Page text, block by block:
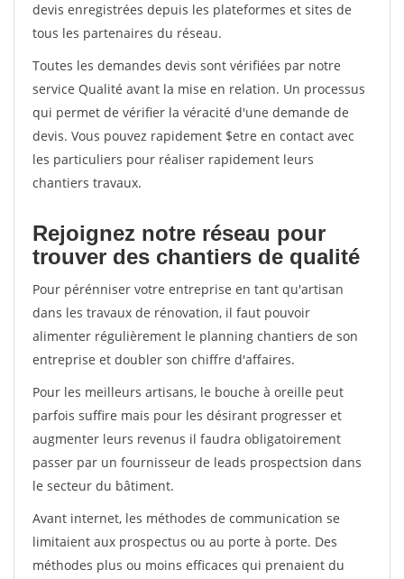
devis enregistrées depuis les plateformes et sites de
tous les partenaires du réseau.
Toutes les demandes devis sont vérifiées par notre
service Qualité avant la mise en relation. Un processus
qui permet de vérifier la véracité d'une demande de
devis. Vous pouvez rapidement $etre en contact avec
les particuliers pour réaliser rapidement leurs
chantiers travaux.
Rejoignez notre réseau pour
trouver des chantiers de qualité
Pour pérénniser votre entreprise en tant qu'artisan
dans les travaux de rénovation, il faut pouvoir
alimenter régulièrement le planning chantiers de son
entreprise et doubler son chiffre d'affaires.
Pour les meilleurs artisans, le bouche à oreille peut
parfois suffire mais pour les désirant progresser et
augmenter leurs revenus il faudra obligatoirement
passer par un fournisseur de leads prospectsion dans
le secteur du bâtiment.
Avant internet, les méthodes de communication se
limitaient aux prospectus ou au porte à porte. Des
méthodes plus ou moins efficaces qui prenaient du